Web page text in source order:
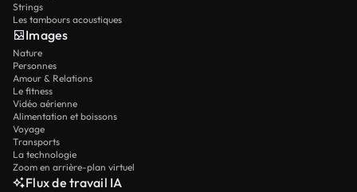
Strings
Les tambours acoustiques
Images
Nature
Personnes
Amour & Relations
Le fitness
Vidéo aérienne
Alimentation et boissons
Voyage
Transports
La technologie
Zoom en arrière-plan virtuel
Flux de travail IA